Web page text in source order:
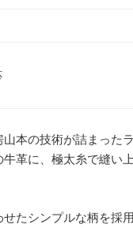
本の技術が詰まった
革に、極太糸で縫い
たシンプルな柄を採